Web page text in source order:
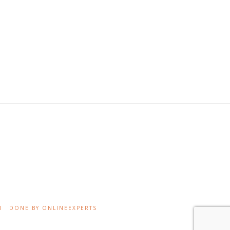
DONE BY ONLINEEXPERTS